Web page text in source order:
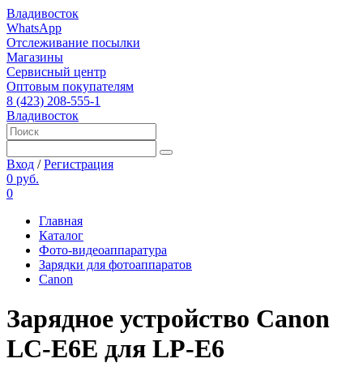
Владивосток
WhatsApp
Отслеживание посылки
Магазины
Сервисный центр
Оптовым покупателям
8 (423) 208-555-1
Владивосток
Вход /Регистрация
0 руб.
0
Главная
Каталог
Фото-видеоаппаратура
Зарядки для фотоаппаратов
Canon
Зарядное устройство Canon
LC-E6Е для LP-E6